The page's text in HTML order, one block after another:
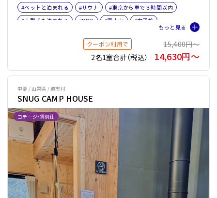
#ペットと泊まれる #サウナ
#東京から車で３時間以内
#大型犬も泊まれる
#BBQ #富士山
#女子旅
クーポン利用で
15,400円〜
2名1室合計（税込）
14,630円〜
コテージ・貸別荘
中部 / 山梨県 / 道志村
SNUG CAMP HOUSE